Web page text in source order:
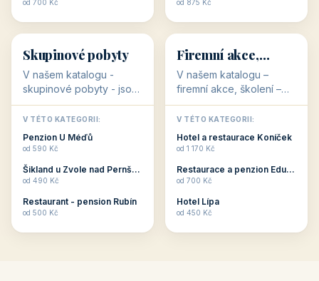
od 700 Kč od 875 Kč
👥
👥
32 objektů
Skupinové pobyty
V našem katalogu -
skupinové pobyty - jsou
pro Vás připraveny
objekty, které nabízí
ubytování skupin v
penzionech, hotelích a
Budete překva...
V TÉTO KATEGORII:
Penzion U Méďů
od 590 Kč
Šikland u Zvole nad Pernštejnem
od 490 Kč
Restaurant - pension Rubín
od 500 Kč
💼
💼
31 objektů
Firemní akce,
školení
V našem katalogu –
firemní akce, školení –
jsou pro Vás připraveny
objekty, které mají
zkušenosti pořádat i
menší firemní akce a
ob...
V TÉTO KATEGORII:
Hotel a restaurace Koníček
od 1 170 Kč
Restaurace a penzion Eduard
od 700 Kč
Hotel Lípa
od 450 Kč